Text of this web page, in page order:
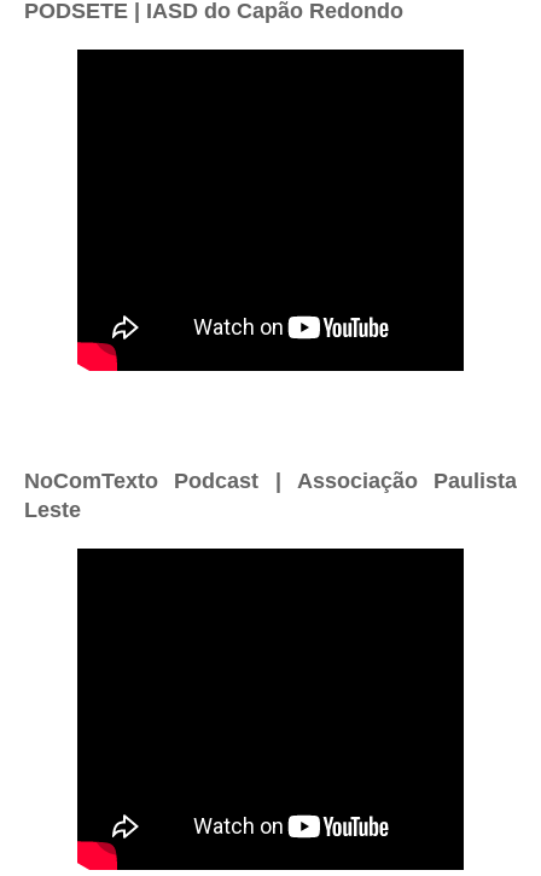
PODSETE | IASD do Capão Redondo
NoComTexto Podcast | Associação Paulista
Leste